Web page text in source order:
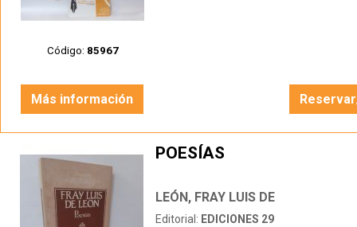
Código: 85967
Más información
POESÍAS
LEÓN, FRAY LUIS DE
Editorial: EDICIONES 29